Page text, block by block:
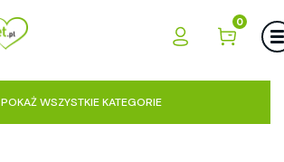
0
POKAŻ WSZYSTKIE KATEGORIE